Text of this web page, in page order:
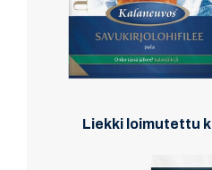
Liekki loimutettu